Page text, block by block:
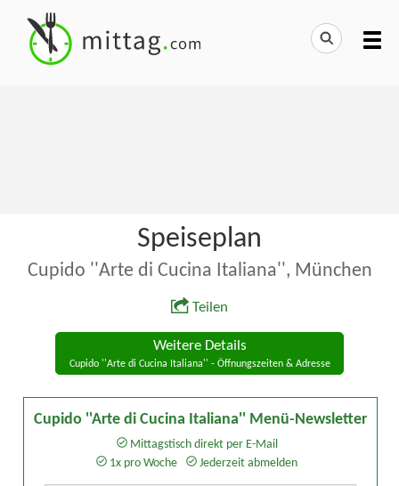
Speiseplan
Cupido ''Arte di Cucina Italiana'', München
Teilen
Weitere Details
Cupido ''Arte di Cucina Italiana'' - Öffnungszeiten & Adresse
Cupido ''Arte di Cucina Italiana'' Menü-Newsletter
Mittagstisch direkt per E-Mail
1x pro Woche
Jederzeit abmelden